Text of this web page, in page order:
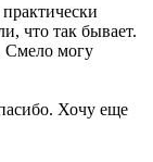
что так бывает.
Смело могу
Хочу еще